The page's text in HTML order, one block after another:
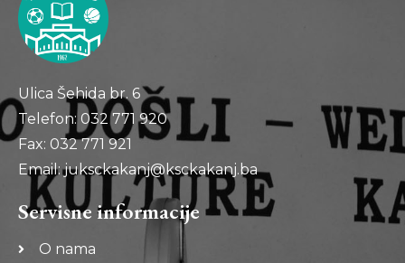
Ulica Šehida br. 6
Telefon: 032 771 920
Fax: 032 771 921
Email: juksckakanj@ksckakanj.ba
Servisne informacije
O nama